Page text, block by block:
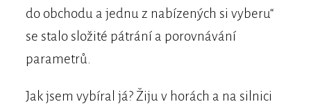
do obchodu a jednu z nabízených si vyberu“
se stalo složité pátrání a porovnávání
parametrů.
Jak jsem vybíral já? Žiju v horách a na silnici